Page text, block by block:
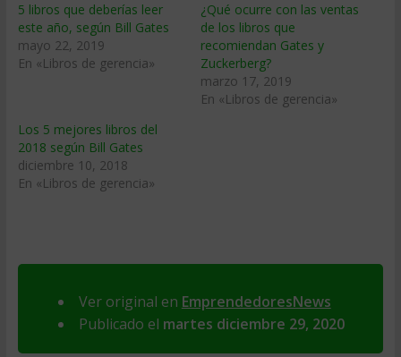
5 libros que deberías leer
este año, según Bill Gates
mayo 22, 2019
En «Libros de gerencia»
¿Qué ocurre con las ventas
de los libros que
recomiendan Gates y
Zuckerberg?
marzo 17, 2019
En «Libros de gerencia»
Los 5 mejores libros del
2018 según Bill Gates
diciembre 10, 2018
En «Libros de gerencia»
Ver original en EmprendedoresNews
Publicado el martes diciembre 29, 2020